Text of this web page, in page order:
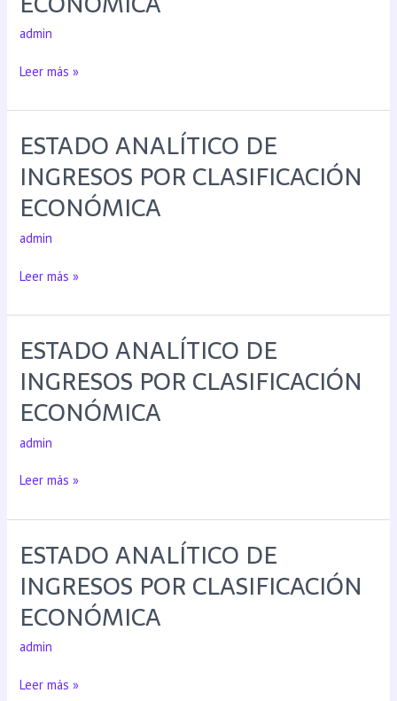
admin
Leer más »
ESTADO ANALÍTICO DE
INGRESOS POR CLASIFICACIÓN
ECONÓMICA
admin
Leer más »
ESTADO ANALÍTICO DE
INGRESOS POR CLASIFICACIÓN
ECONÓMICA
admin
Leer más »
ESTADO ANALÍTICO DE
INGRESOS POR CLASIFICACIÓN
ECONÓMICA
admin
Leer más »